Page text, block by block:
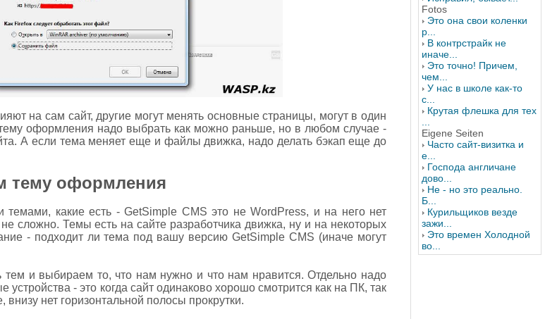
на сам сайт, другие могут менять основные страницы, могут в один
оформления надо выбрать как можно раньше, но в любом случае -
А если тема меняет еще и файлы движка, надо делать бэкап еще до
тему оформления
какие есть - GetSimple CMS это не WordPress, и на него нет
не сложно. Темы есть на сайте разработчика движка, ну и на некоторых
- подходит ли тема под вашу версию GetSimple CMS (иначе могут
и выбираем то, что нам нужно и что нам нравится. Отдельно надо
- это когда сайт одинаково хорошо смотрится как на ПК, так
нет горизонтальной полосы прокрутки.
Fotos
Это она свои коленки
р...
В контрстрайк не
иначе...
Это точно! Причем,
чем...
У нас в школе как-то
с...
Крутая флешка для тех
Eigene Seiten
Часто сайт-визитка и
е...
Господа англичане
дово...
Не - но это реально.
Б...
Курильщиков везде
зажи...
Это времен Холодной
во...